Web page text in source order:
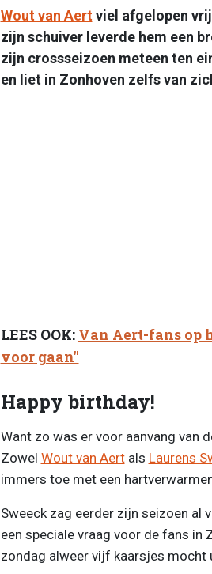
Wout van Aertviel afgelopen
zijn schuiver leverde hem een
zijn crossseizoen meteen ten
en liet in Zonhoven zelfs van
LEES OOK: Van Aert-fans op
voor gaan"
Happy birthday!
Want zo was er voor aanvang van
Zowel Wout van Aertals Laurens
immers toe met een
Sweeck zag eerder zijn seizoen al
een speciale vraag voor de fans in
zondag alweer vijf kaarsjes mocht